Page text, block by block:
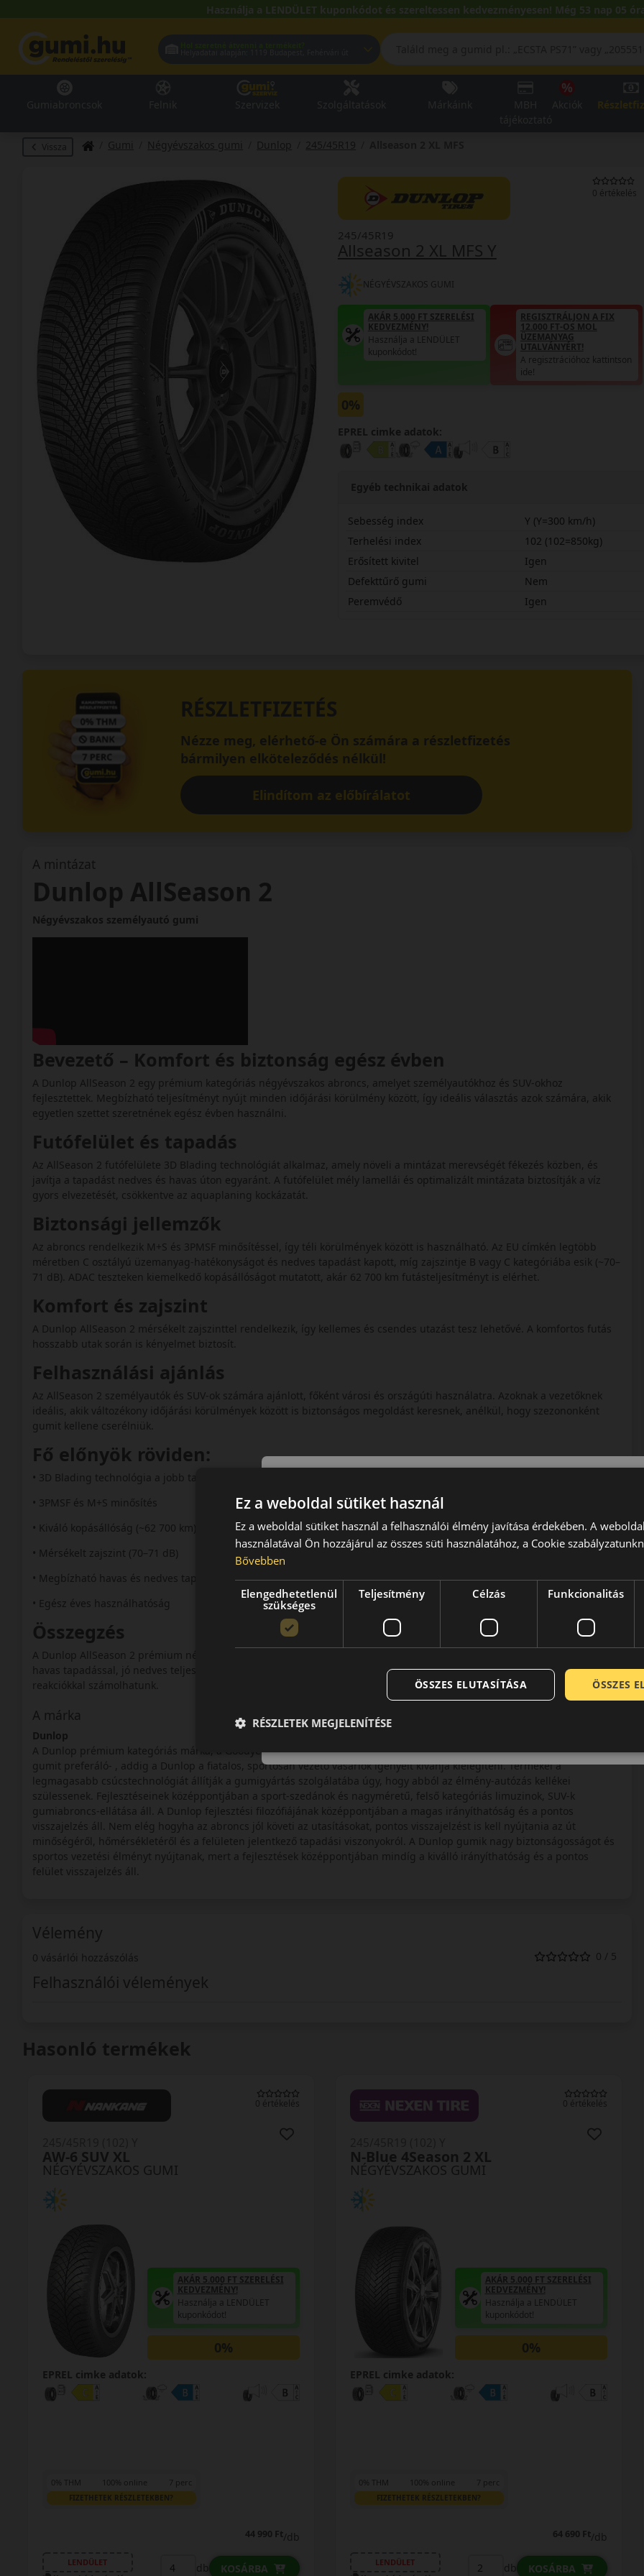
Használja a LENDÜLET kuponkódot és szereltessen kedvezményesen! Még 53 nap 05
Vissza Gumi Négyévszakos gumi Dunlop 245/45R19
0 értékelés
Allseason 2 XL MFS Y
245/45R19
NÉGYÉVSZAKOS GUMI
AKÁR 5.000 FT SZERELÉSI
KEDVEZMÉNY!
Használja a LENDÜLET
kuponkódot!
REGISZTRÁLJON A FIX
12.000 FT-OS MOL
ÜZEMANYAG
UTALVÁNYÉRT!
A regisztrációhoz kattintson
ide!
0%
EPREL cimke adatok:
Egyéb technikai adatok
Sebesség index
Y (Y=300 km/h)
Terhelési index
102 (102=850kg)
Erősített kivitel
Igen
Defekttűrő gumi
Nem
Peremvédő
Igen
RÉSZLETFIZETÉS
Nézze meg, elérhető-e Ön számára a részletfizetés
bármilyen elköteleződés nélkül!
Elindítom az előbírálatot
A mintázat
Dunlop AllSeason 2
Négyévszakos személyautó gumi
Bevezető – Komfort és biztonság egész évben
A Dunlop AllSeason 2 egy prémium kategóriás négyévszakos abroncs, amelyet személyautókhoz és SUV‑okhoz
fejlesztettek. Megbízható teljesítményt nyújt minden időjárási körülmény között, így ideális választás azok számára, akik
egyetlen szettet szeretnének egész évben használni.
Futófelület és tapadás
Az AllSeason 2 futófelülete 3D Blading technológiát alkalmaz, amely növeli a mintázat merevségét fékezés közben, és
javítja a tapadást nedves és havas úton egyaránt. A futófelület mély lamellái és optimalizált mintázata biztosítják a víz
gyors elvezetését, csökkentve az aquaplaning kockázatát.
Biztonsági jellemzők
Az abroncs rendelkezik M+S és 3PMSF minősítéssel, így téli körülmények között is használható. Az EU címkén legtöbb
méretben C osztályú üzemanyag‑hatékonyságot és nedves tapadást kapott, míg zajszintje B vagy C kategóriába esik (~70–
71 dB). ADAC teszteken kiemelkedő kopásállóságot mutatott, akár 62 700 km futásteljesítményt is elérhet.
Komfort és zajszint
A Dunlop AllSeason 2 mérsékelt zajszinttel rendelkezik, így kellemes és csendes utazást tesz lehetővé. A komfortos futás
hosszabb utak során is kényelmet biztosít.
Felhasználási ajánlás
Az AllSeason 2 személyautók és SUV‑ok számára ajánlott, főként városi és országúti használatra. Azoknak a vezetőknek
ideális, akik változékony időjárási körülmények között is biztonságos megoldást keresnek, anélkül, hogy szezononként
gumit kellene cserélniük.
Fő előnyök röviden:
• 3D Blading technológia a jobb tapadásért
• 3PMSF és M+S minősítés
• Kiváló kopásállóság (~62 700 km)
• Mérsékelt zajszint (70–71 dB)
• Megbízható havas és nedves tapadás
• Egész éves használhatóság
Összegzés
A Dunlop AllSeason 2 prémium négyévszakos abroncs, amely a biztonságot, a kényelmet és a tartósságot ötvözi. Erős
havas tapadással, jó nedves teljesítménnyel és hosszú élettartammal rendelkezik, bár száraz úton mérsékeltebb fékezési
reakciókkal számolhatunk.
A márka
Dunlop
A Dunlop prémium kategóriás márka, a Goodyear-Dunlop csoport névadó tagja. Míg a Goodyear a csendes, komfortos
gumit preferáló- , addig a Dunlop a fiatalos, sportosan vezető vásárlók igényeit kívánja kielégíteni. Termékei a
legmagasabb csúcstechnológiát állítják a gumigyártás szolgálatába úgy, hogy abból az élmény-autózás kellékei
szülessenek. Fejlesztéseinek középpontjában a sport-szedánok és nagyméretű, felső kategóriás limuzinok, SUV-k
gumiabroncs-ellátása áll. A Dunlop fejlesztési filozófiájának középpontjában a magas irányíthatóság és a pontos
visszajelzés áll. Nem elég hogyha az abroncs jól követi az utasításokat, pontos visszajelzést is kell nyújtania az út
minőségéről, hőmérsékletéről és a felületen jelentkező tapadási viszonyokról. A Dunlop gumik nagy biztonságosságot és
sportos vezetési élményt nyújtanak, mert a fejlesztések középpontjában mindíg a kiválló irányíthatóság és a pontos
felület visszajelzés áll.
Vélemény
0 vásárlói hozzászólás 0 / 5
Felhasználói vélemények
Hasonló termékek
0 értékelés
NÉGYÉVSZAKOS GUMI
AW-6 SUV XL
AKÁR 5.000 FT SZERELÉSI
KEDVEZMÉNY!
Használja a LENDÜLET
kuponkódot!
0%
EPREL cimke adatok:
0% THM 100% online 7 perc
FIZETHETEK RÉSZLETEKBEN?
44 990 Ft/db
LENDÜLET
db KOSÁRBA
0 értékelés
NÉGYÉVSZAKOS GUMI
N-Blue 4Season 2 XL
AKÁR 5.000 FT SZERELÉSI
KEDVEZMÉNY!
Használja a LENDÜLET
kuponkódot!
0%
EPREL cimke adatok:
0% THM 100% online 7 perc
FIZETHETEK RÉSZLETEKBEN?
64 690 Ft/db
LENDÜLET
db KOSÁRBA
Ez a weboldal sütiket használ
Ez a weboldal sütiket használ a felhasználói élmény javítása érdekében. A
használatával Ön hozzájárul az összes süti használatához, a Cookie
Bővebben
Elengedhetetlenül
szükséges
Teljesítmény Célzás Funkcionalitás
ÖSSZES
ÖSSZES ELUTASÍTÁSA
RÉSZLETEK MEGJELENÍTÉSE